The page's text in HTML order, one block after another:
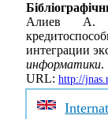
Алиев А.
интеграции
информатики
URL: http://